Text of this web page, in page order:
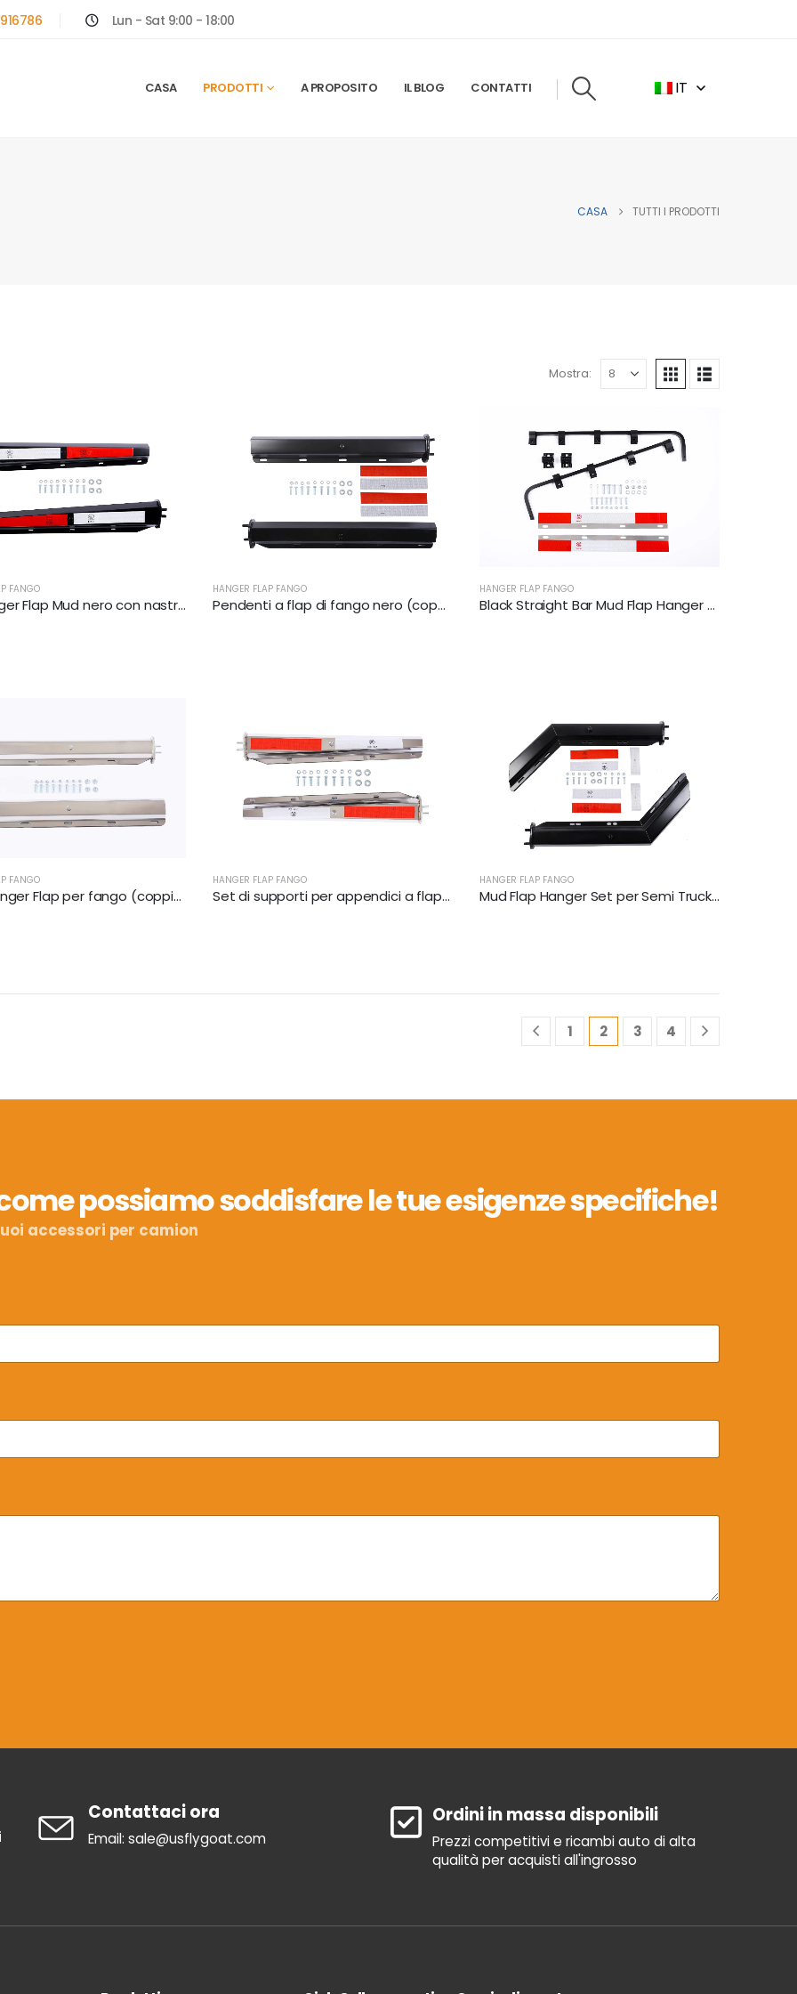
Lun - Sat 9:00 - 18:00
CASA PRODOTTI A PROPOSITO IL BLOG CONTATTI IT
CASA TUTTI I PRODOTTI
Mostra:
FANGO
Set Hanger Flap Mud nero con nastro riflettore | XKJ-MFH-03-1/8
HANGER FLAP FANGO
Pendenti a flap di fango nero (coppia) | XKJ-MFH-02-1/8
HANGER FLAP FANGO
Black Straight Bar Mud Flap Hanger Bracket Kit | XKJ-MFH-SBK
FANGO
Staff Hanger Flap per fango (coppia) | XKJ-MFH-02-SS-1/8
HANGER FLAP FANGO
Set di supporti per appendici a flap di fango | XKJ-MFH-03-SS-1/8
HANGER FLAP FANGO
Mud Flap Hanger Set per Semi Truck | XKJ-MFH-01-1/8
1 2 3 4
possiamo soddisfare le tue esigenze specifiche!
accessori per camion
Contattaci ora
Email: sale@usflygoat.com
Ordini in massa disponibili
Prezzi competitivi e ricambi auto di alta
qualità per acquisti all'ingrosso